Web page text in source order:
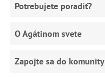
Potrebujete poradiť?
O Agátinom svete
Zapojte sa do komunity